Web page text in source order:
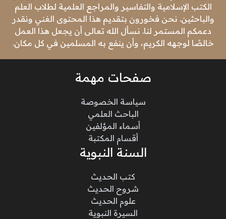
الكتب الإسلامية والتفاسير والمراجع العلمية لطلاب العلم
والباحثين. نحن فخورون بتقديم هذا المحتوى الغني ونقدر
دعمكم المستمر لنا. نسأل الله تعالى أن يجعل هذا العمل
خالصًا لوجهه الكريم، وأن ينفع به المسلمين في كل مكان.
صفحات مهمة
سياسة الخصوصة
الباحث العلمي
أسماء المؤلفين
أقسام المكتبة
السنة النبوية
كتب الحديث
شروح الحديث
علوم الحديث
السيرة النبوية